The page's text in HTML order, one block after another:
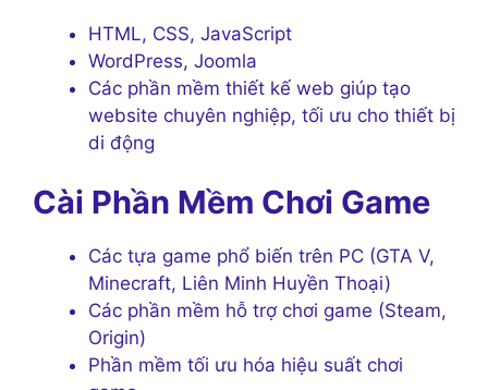
HTML, CSS, JavaScript
WordPress, Joomla
Các phần mềm thiết kế web giúp tạo
website chuyên nghiệp, tối ưu cho thiết bị
di động
Cài Phần Mềm Chơi Game
Các tựa game phổ biến trên PC (GTA V,
Minecraft, Liên Minh Huyền Thoại)
Các phần mềm hỗ trợ chơi game (Steam,
Origin)
Phần mềm tối ưu hóa hiệu suất chơi